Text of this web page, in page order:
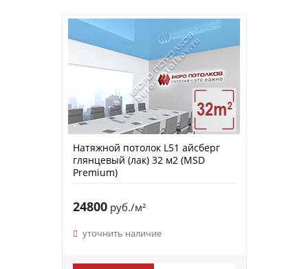
Натяжной потолок L51 айсберг
глянцевый (лак) 32 м2 (MSD
Premium)
24800руб./м²
уточнить наличие